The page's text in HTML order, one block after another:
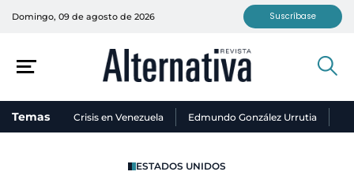
Domingo, 09 de agosto de 2026 Suscríbase
Temas Crisis en Venezuela Edmundo González Urrutia
ESTADOS UNIDOS